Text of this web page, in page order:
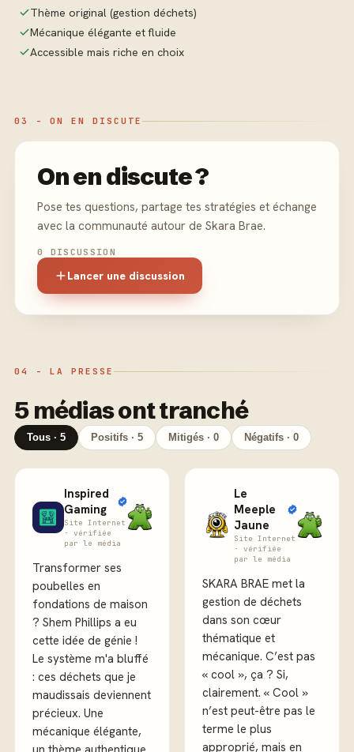
Thème original (gestion déchets)
Mécanique élégante et fluide
Accessible mais riche en choix
03 - ON EN DISCUTE
On en discute ?
Pose tes questions, partage tes stratégies et échange
avec la communauté autour de Skara Brae.
0 DISCUSSION
Lancer une discussion
04 - LA PRESSE
5 médias ont tranché
Tous · 5 Positifs · 5 Mitigés · 0 Négatifs · 0
Inspired
Gaming
Site Internet
· vérifiée
par le média
Transformer ses
poubelles en
fondations de maison
? Shem Phillips a eu
cette idée de génie !
Le système m'a bluffé
: ces déchets que je
maudissais deviennent
précieux. Une
mécanique élégante,
Le
Meeple
Jaune
Site Internet
· vérifiée
par le média
SKARA BRAE met la
gestion de déchets
dans son cœur
thématique et
mécanique. C’est pas
« cool », ça ? Si,
clairement. « Cool »
n’est peut-être pas le
terme le plus
approprié, mais en